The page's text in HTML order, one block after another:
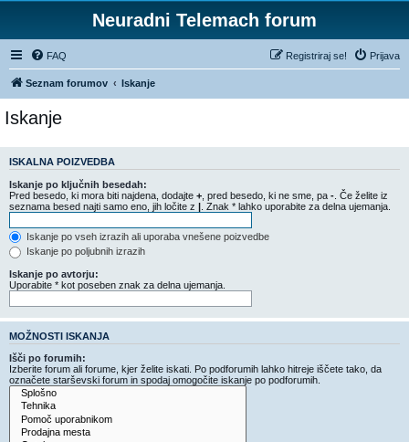
Neuradni Telemach forum
FAQ Prijava
Registriraj se!
Seznam forumov Iskanje
Iskanje
ISKALNA POIZVEDBA
Iskanje po ključnih besedah:
Pred besedo, ki mora biti najdena, dodajte + , pred besedo, ki ne sme, pa - . Če želite iz
seznama besed najti samo eno, jih ločite z | . Znak * lahko uporabite za delna ujemanja.
Iskanje po vseh izrazih ali uporaba vnešene poizvedbe
Iskanje po poljubnih izrazih
Iskanje po avtorju:
Uporabite * kot poseben znak za delna ujemanja.
MOŽNOSTI ISKANJA
Išči po forumih:
Izberite forum ali forume, kjer želite iskati. Po podforumih lahko hitreje iščete tako, da
označete starševski forum in spodaj omogočite iskanje po podforumih.